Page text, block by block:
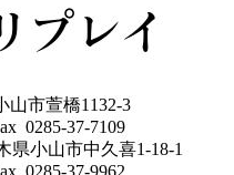
限定でモ
り、１００
プレイ
市萱橋1132-3
0285-37-7109
県小山市中久喜1-18-1